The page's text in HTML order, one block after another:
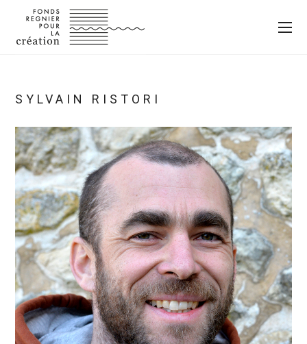
SYLVAIN RISTORI